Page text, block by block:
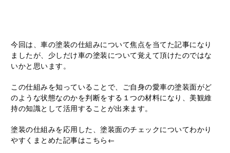
今回は、車の塗装の仕組みについて焦点を当てた記事になり
ましたが、少しだけ車の塗装について覚えて頂けたのではな
いかと思います。
この仕組みを知っていることで、ご自身の愛車の塗装面がど
のような状態なのかを判断をする１つの材料になり、美観維
持の知識として活用することが出来ます。
塗装の仕組みを応用した、塗装面のチェックについてわかり
やすくまとめた記事はこちら ←